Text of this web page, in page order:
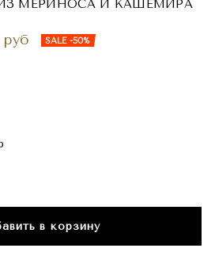
ИЗ МЕРИНОСА И КАШЕМИРА
SALE -50%
в корзину